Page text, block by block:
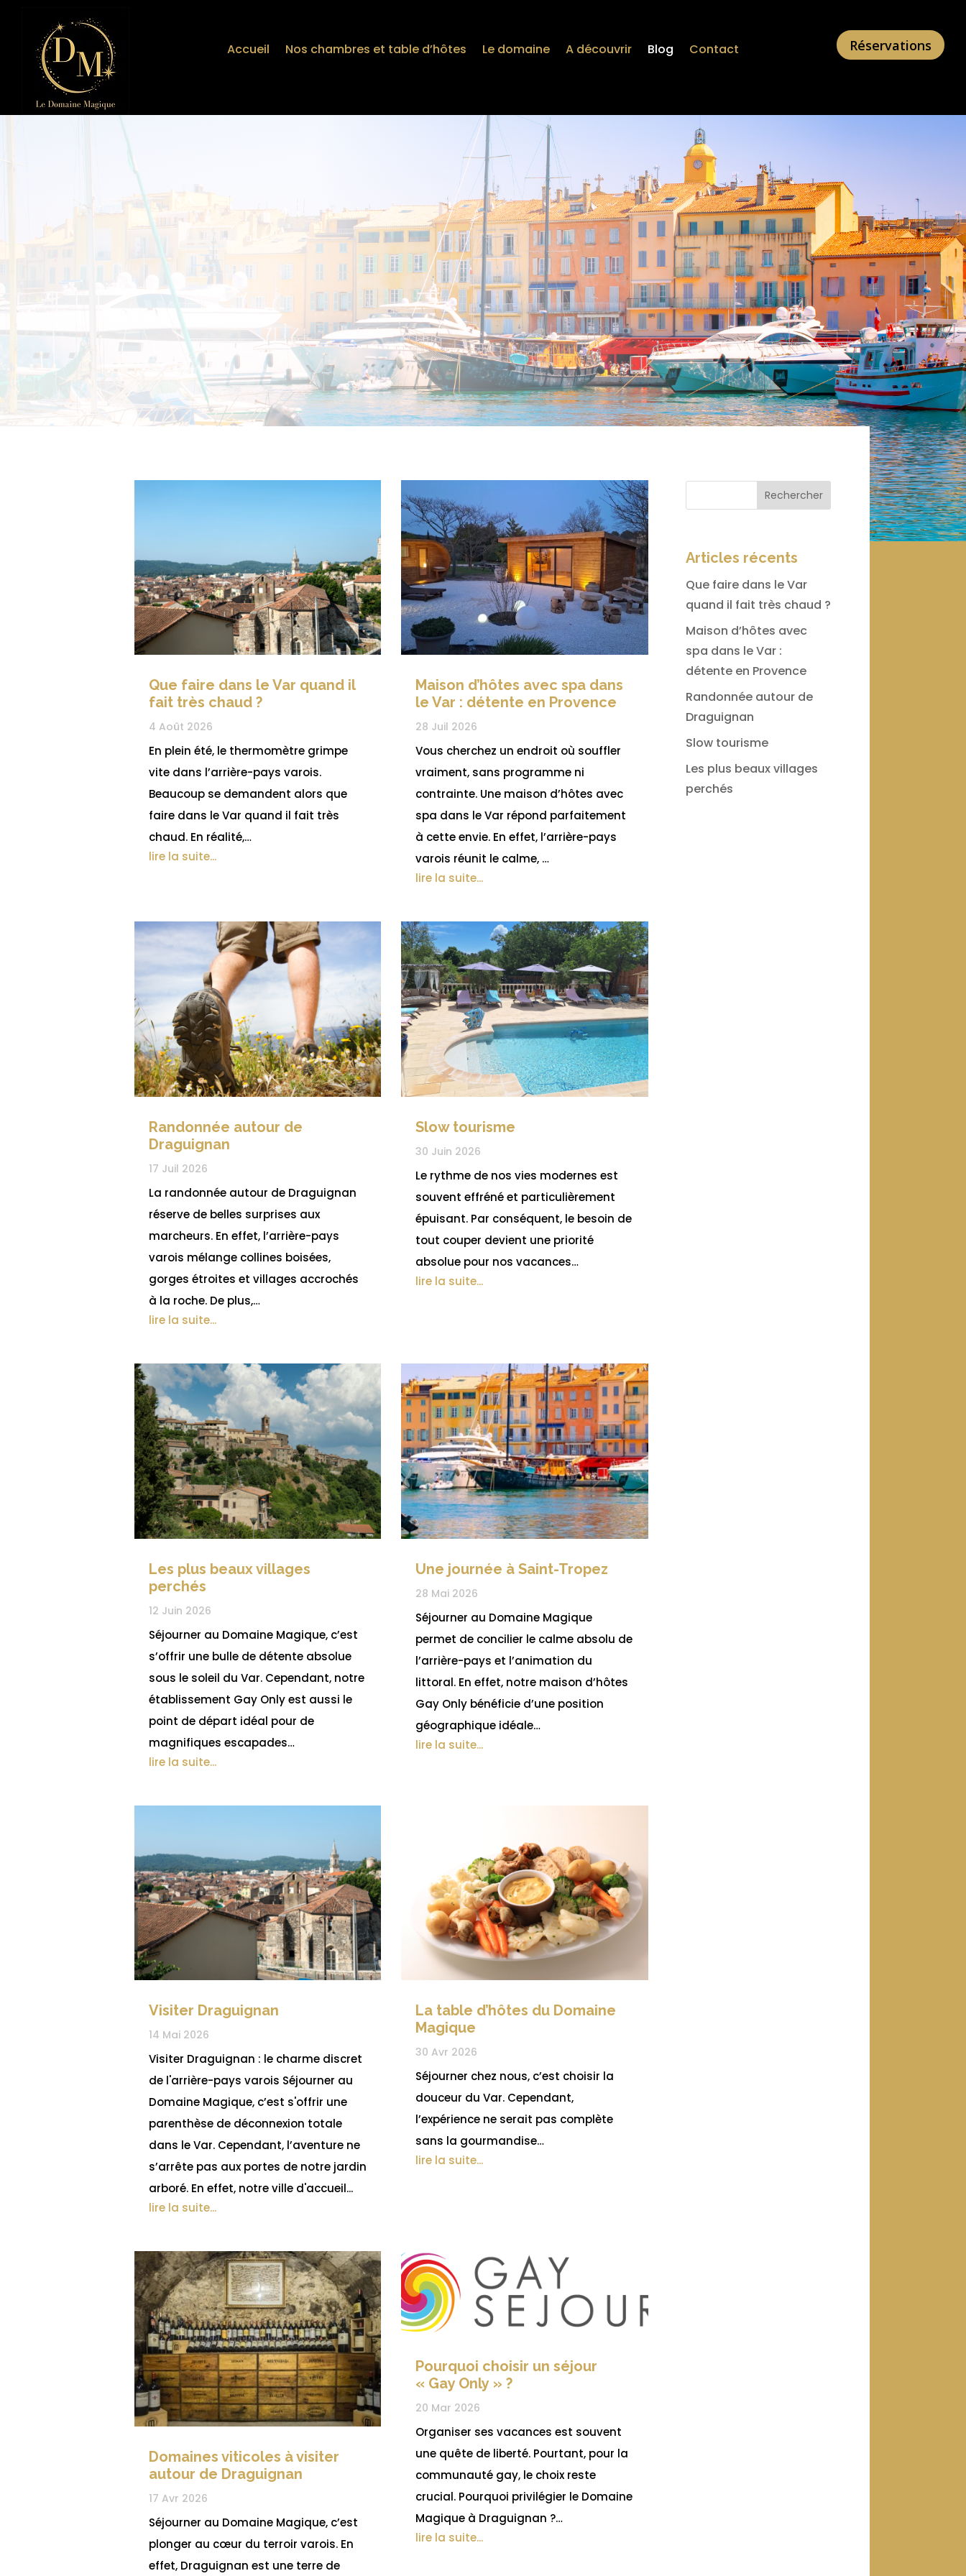
Accueil Nos chambres et table d’hôtes Le domaine A découvrir Blog Contact Réservations
Que faire dans le Var quand il
fait très chaud ?
4 Août 2026
En plein été, le thermomètre grimpe
vite dans l’arrière-pays varois.
Beaucoup se demandent alors que
faire dans le Var quand il fait très
chaud. En réalité,…
lire la suite...
Maison d’hôtes avec spa dans
le Var : détente en Provence
28 Juil 2026
Vous cherchez un endroit où souffler
vraiment, sans programme ni
contrainte. Une maison d’hôtes avec
spa dans le Var répond parfaitement
à cette envie. En effet, l’arrière-pays
varois réunit le calme, …
lire la suite...
Randonnée autour de
Draguignan
17 Juil 2026
La randonnée autour de Draguignan
réserve de belles surprises aux
marcheurs. En effet, l’arrière-pays
varois mélange collines boisées,
gorges étroites et villages accrochés
à la roche. De plus,…
lire la suite...
Slow tourisme
30 Juin 2026
Le rythme de nos vies modernes est
souvent effréné et particulièrement
épuisant. Par conséquent, le besoin de
tout couper devient une priorité
absolue pour nos vacances…
lire la suite...
Les plus beaux villages
perchés
12 Juin 2026
Séjourner au Domaine Magique, c’est
s’offrir une bulle de détente absolue
sous le soleil du Var. Cependant, notre
établissement Gay Only est aussi le
point de départ idéal pour de
magnifiques escapades…
lire la suite...
Une journée à Saint-Tropez
28 Mai 2026
Séjourner au Domaine Magique
permet de concilier le calme absolu de
l’arrière-pays et l’animation du
littoral. En effet, notre maison d’hôtes
Gay Only bénéficie d’une position
géographique idéale…
lire la suite...
Visiter Draguignan
14 Mai 2026
Visiter Draguignan : le charme discret
de l'arrière-pays varois Séjourner au
Domaine Magique, c’est s'offrir une
parenthèse de déconnexion totale
dans le Var. Cependant, l’aventure ne
s’arrête pas aux portes de notre jardin
arboré. En effet, notre ville d'accueil...
lire la suite...
La table d’hôtes du Domaine
Magique
30 Avr 2026
Séjourner chez nous, c’est choisir la
douceur du Var. Cependant,
l’expérience ne serait pas complète
sans la gourmandise…
lire la suite...
Domaines viticoles à visiter
autour de Draguignan
17 Avr 2026
Séjourner au Domaine Magique, c’est
plonger au cœur du terroir varois. En
effet, Draguignan est une terre de
Pourquoi choisir un séjour
« Gay Only » ?
20 Mar 2026
Organiser ses vacances est souvent
une quête de liberté. Pourtant, pour la
communauté gay, le choix reste
crucial. Pourquoi privilégier le Domaine
Magique à Draguignan ?…
lire la suite...
Rechercher
Articles récents
Que faire dans le Var
quand il fait très chaud ?
Maison d’hôtes avec
spa dans le Var :
détente en Provence
Randonnée autour de
Draguignan
Slow tourisme
Les plus beaux villages
perchés